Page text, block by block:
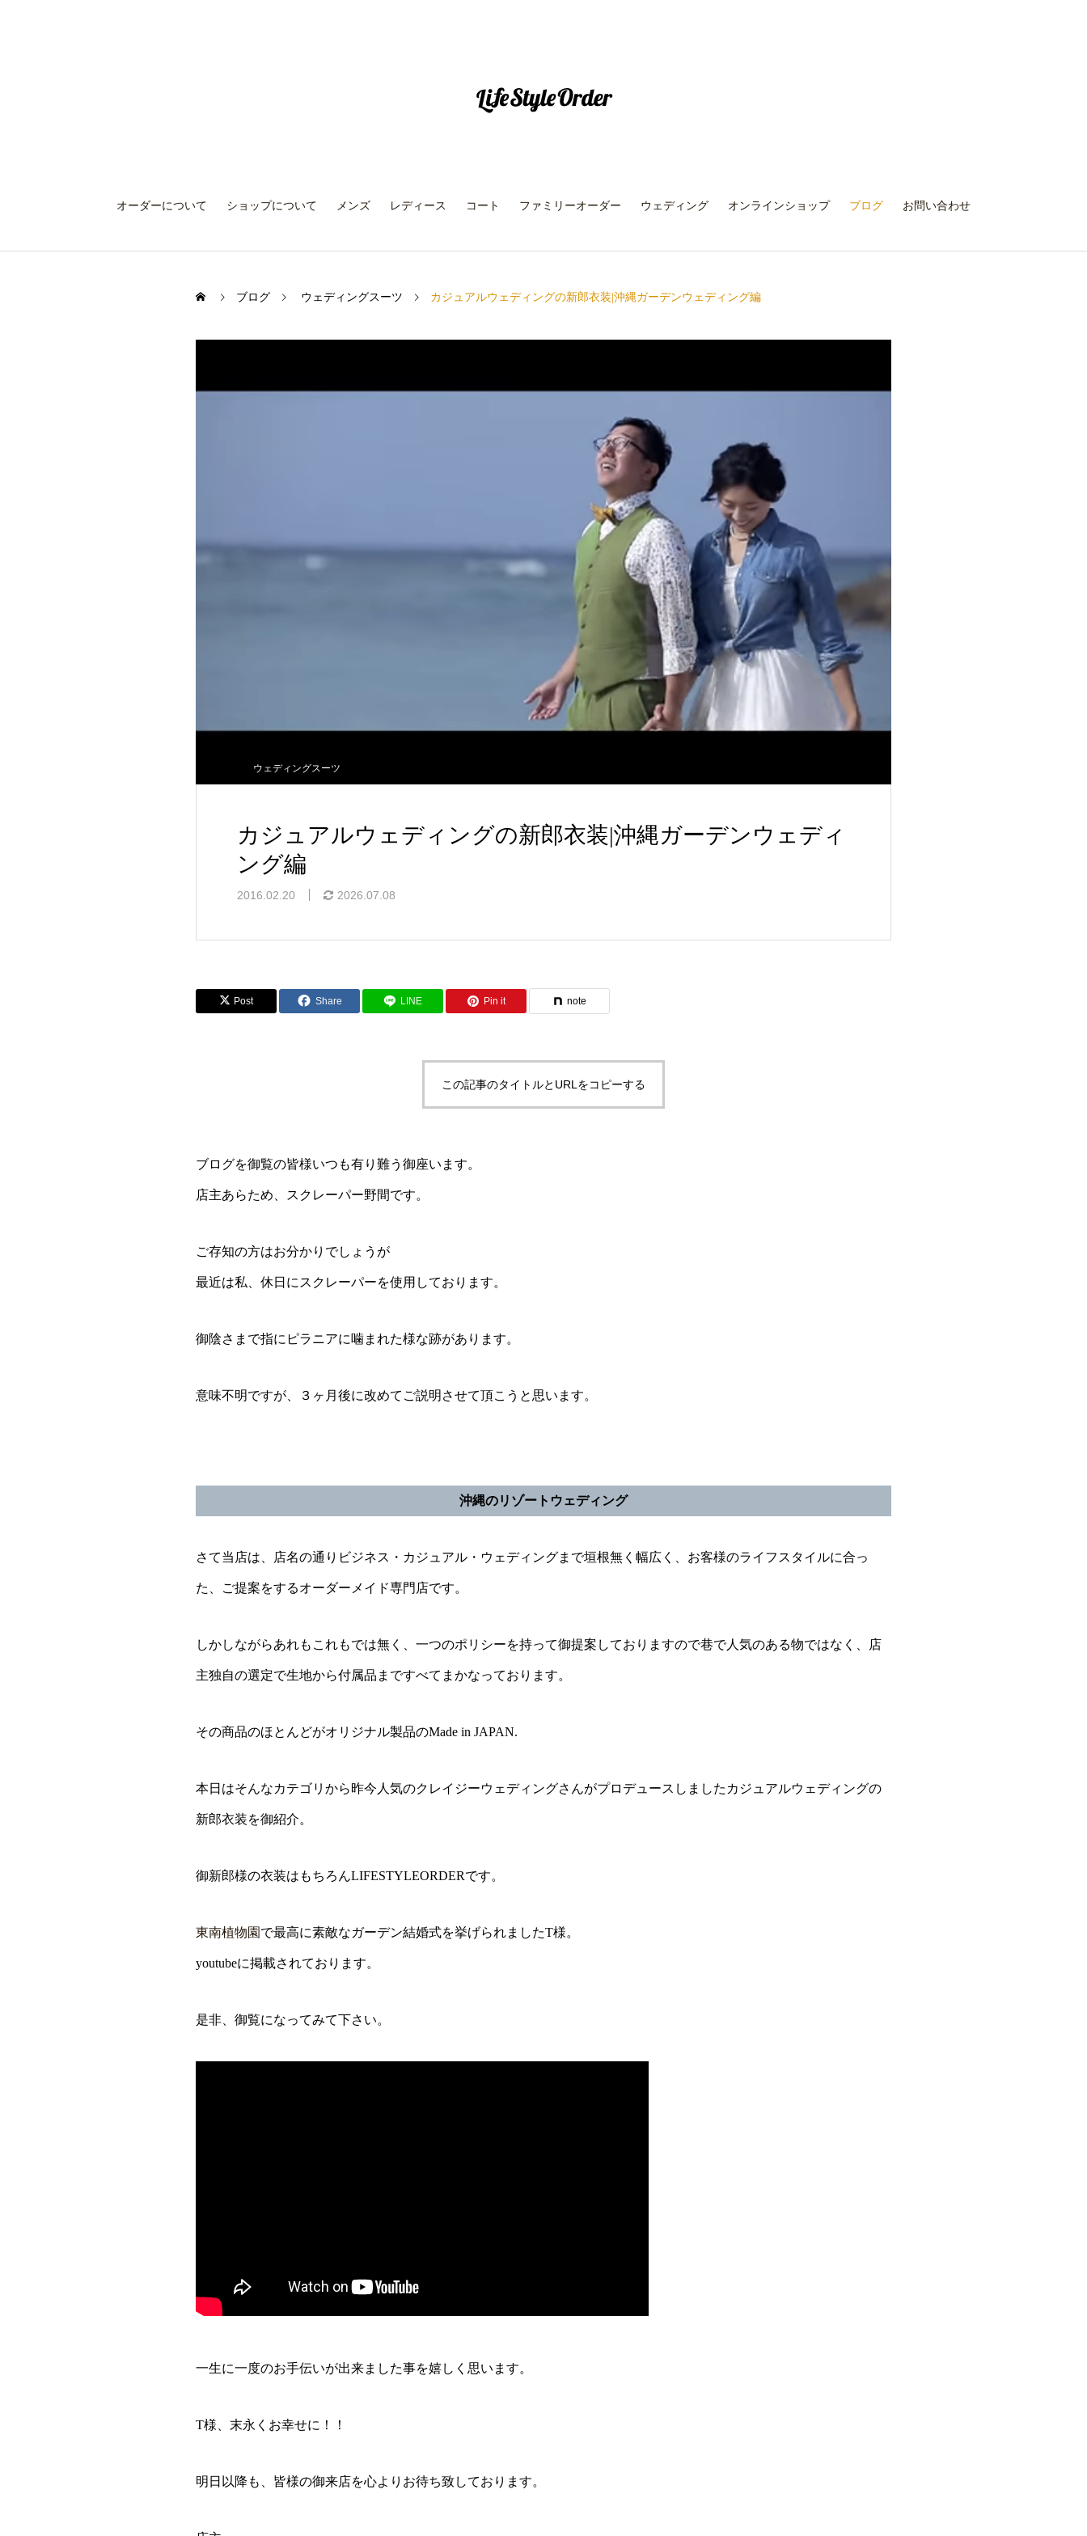
オーダーについて ショップについて メンズ レディース コート ファミリーオーダー ウェディング オンラインショップ ブログ お問い合わせ
ブログ ウェディングスーツ カジュアルウェディングの新郎衣装|沖縄ガーデンウェディング編
ウェディングスーツ
カジュアルウェディングの新郎衣装|沖縄ガーデンウェディ
ング編
2016.02.20 2026.07.08
Post Share LINE Pin it note
この記事のタイトルとURLをコピーする
ブログを御覧の皆様いつも有り難う御座います。
店主あらため、スクレーパー野間です。
ご存知の方はお分かりでしょうが
最近は私、休日にスクレーパーを使用しております。
御陰さまで指にピラニアに噛まれた様な跡があります。
意味不明ですが、３ヶ月後に改めてご説明させて頂こうと思います。
沖縄のリゾートウェディング
さて当店は、店名の通りビジネス・カジュアル・ウェディングまで垣根無く幅広く、お客様のライフスタイルに合っ
た、ご提案をするオーダーメイド専門店です。
しかしながらあれもこれもでは無く、一つのポリシーを持って御提案しておりますので巷で人気のある物ではなく、店
主独自の選定で生地から付属品まですべてまかなっております。
その商品のほとんどがオリジナル製品のMade in JAPAN.
本日はそんなカテゴリから昨今人気のクレイジーウェディングさんがプロデュースしましたカジュアルウェディングの
新郎衣装を御紹介。
御新郎様の衣装はもちろんLIFESTYLEORDERです。
東南植物園 で最高に素敵なガーデン結婚式を挙げられましたT様。
youtubeに掲載されております。
是非、御覧になってみて下さい。
一生に一度のお手伝いが出来ました事を嬉しく思います。
T様、末永くお幸せに！！
明日以降も、皆様の御来店を心よりお待ち致しております。